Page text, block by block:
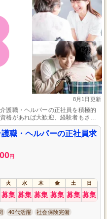
8月1日更新
護職・ヘルパーの正社員を積極的
格があれば大歓迎、経験者もさら
ています。昇給・賞与の制度あり
間休日は110日以上で、働きやすさ
、質の高いケアを提供すること
職・ヘルパーの正社員求
円
火 水 木 金 土 日
募集 募集 募集 募集 募集 募集
40代活躍 社会保険完備